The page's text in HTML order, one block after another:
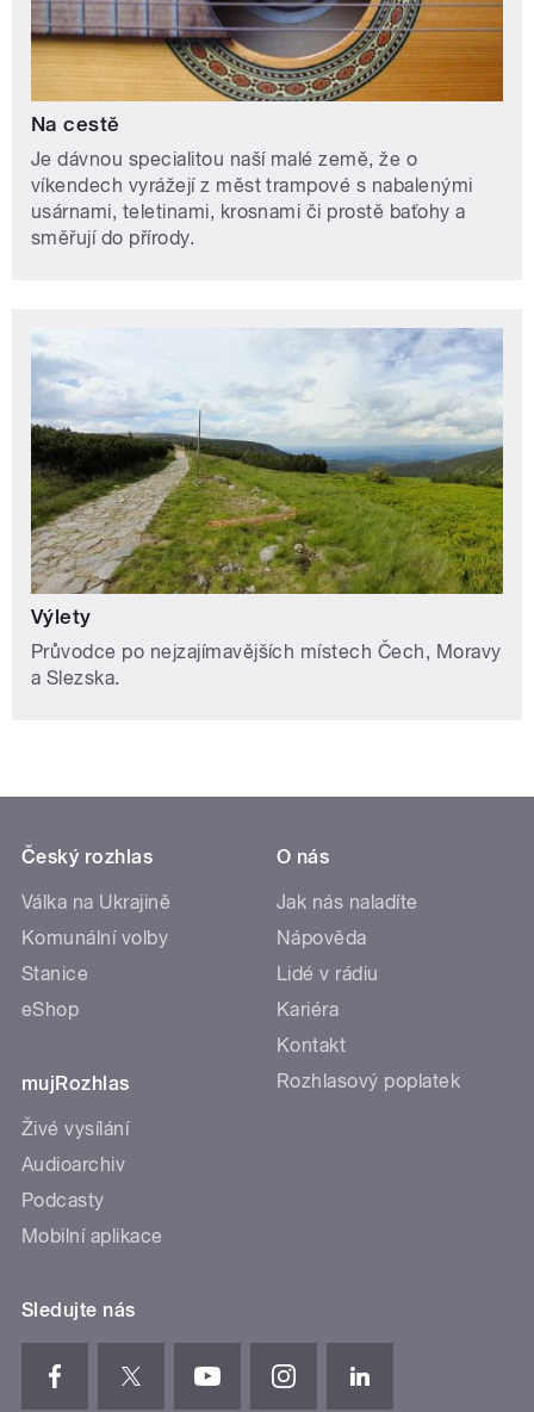
Na cestě
Je dávnou specialitou naší malé země, že o
víkendech vyrážejí z měst trampové s nabalenými
usárnami, teletinami, krosnami či prostě baťohy a
směřují do přírody.
Výlety
Průvodce po nejzajímavějších místech Čech, Moravy
a Slezska.
Český rozhlas
Válka na Ukrajině
Komunální volby
Stanice
eShop
mujRozhlas
Živé vysílání
Audioarchiv
Podcasty
Mobilní aplikace
O nás
Jak nás naladíte
Nápověda
Lidé v rádiu
Kariéra
Kontakt
Rozhlasový poplatek
Sledujte nás